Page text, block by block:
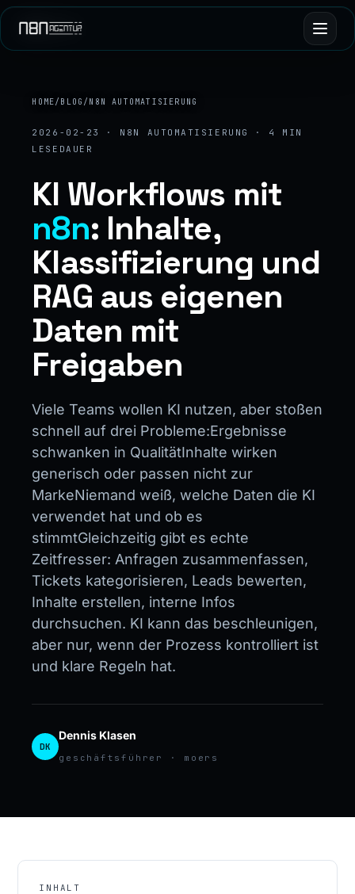
HOME/ BLOG / N8N AUTOMATISIERUNG
2026-02-23 · N8N AUTOMATISIERUNG · 4 MIN
LESEDAUER
KI Workflows mit
n8n: Inhalte,
Klassifizierung und
RAG aus eigenen
Daten mit
Freigaben
Viele Teams wollen KI nutzen, aber stoßen
schnell auf drei Probleme:Ergebnisse
schwanken in QualitätInhalte wirken
generisch oder passen nicht zur
MarkeNiemand weiß, welche Daten die KI
verwendet hat und ob es
stimmtGleichzeitig gibt es echte
Zeitfresser: Anfragen zusammenfassen,
Tickets kategorisieren, Leads bewerten,
Inhalte erstellen, interne Infos
durchsuchen. KI kann das beschleunigen,
aber nur, wenn der Prozess kontrolliert ist
und klare Regeln hat.
DK
Dennis Klasen
geschäftsführer · moers
INHALT